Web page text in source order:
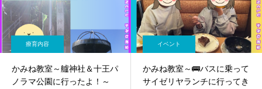
療育内容
かみね教室～艫神社＆十王パ
ノラマ公園に行ったよ！～
イベント
かみね教室～🚌バスに乗って
サイゼリヤランチに行ってき